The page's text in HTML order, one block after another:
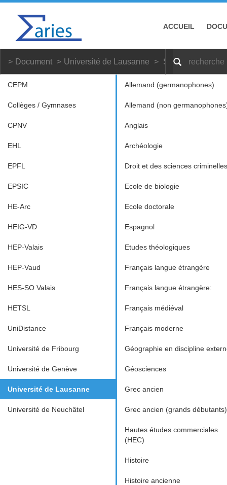
ACCUEIL
Document Université de Lausanne Sciences du sport
CEPM
Collèges / Gymnases
CPNV
EHL
EPFL
EPSIC
HE-Arc
HEIG-VD
HEP-Valais
HEP-Vaud
HES-SO Valais
HETSL
UniDistance
Université de Fribourg
Université de Genève
Université de Lausanne
Université de Neuchâtel
Allemand (germanophones)
Allemand (non
Anglais
Archéologie
Droit et des sciences criminelles
Ecole de biologie
Ecole doctorale
Espagnol
Etudes théologiques
Français langue étrangère
Français langue étrangère:
Français médiéval
Français moderne
Géographie en discipline
Géosciences
Grec ancien
Grec ancien (grands débutants)
Hautes études commerciales
(HEC)
Histoire
Histoire ancienne